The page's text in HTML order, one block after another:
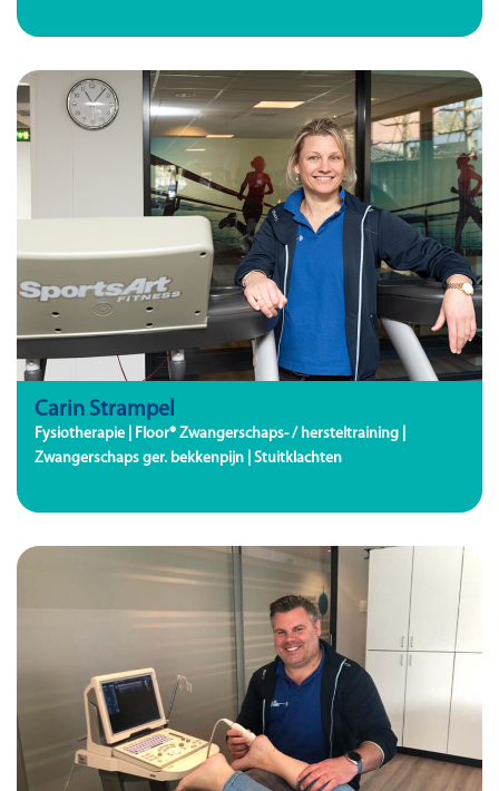
Carin Strampel
Fysiotherapie | Floor® Zwangerschaps- / hersteltraining |
Zwangerschaps ger. bekkenpijn | Stuitklachten